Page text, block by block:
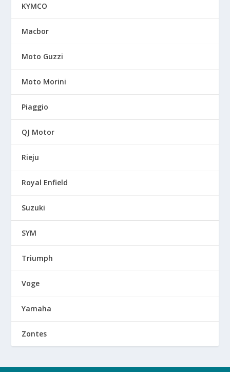
KYMCO
Macbor
Moto Guzzi
Moto Morini
Piaggio
QJ Motor
Rieju
Royal Enfield
Suzuki
SYM
Triumph
Voge
Yamaha
Zontes